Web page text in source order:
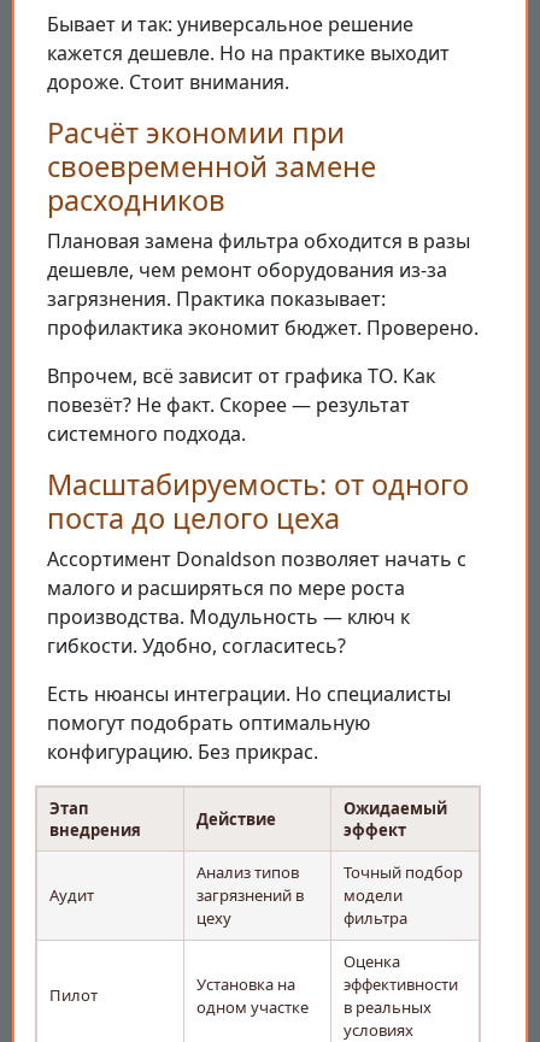
Бывает и так: универсальное решение
кажется дешевле. Но на практике выходит
дороже. Стоит внимания.
Расчёт экономии при
своевременной замене
расходников
Плановая замена фильтра обходится в разы
дешевле, чем ремонт оборудования из-за
загрязнения. Практика показывает:
профилактика экономит бюджет. Проверено.
Впрочем, всё зависит от графика ТО. Как
повезёт? Не факт. Скорее — результат
системного подхода.
Масштабируемость: от одного
поста до целого цеха
Ассортимент Donaldson позволяет начать с
малого и расширяться по мере роста
производства. Модульность — ключ к
гибкости. Удобно, согласитесь?
Есть нюансы интеграции. Но специалисты
помогут подобрать оптимальную
конфигурацию. Без прикрас.
Этап
внедрения
Действие
Ожидаемый
эффект
Аудит
Анализ типов
загрязнений в
цеху
Точный подбор
модели
фильтра
Пилот
Установка на
одном участке
Оценка
эффективности
в реальных
условиях